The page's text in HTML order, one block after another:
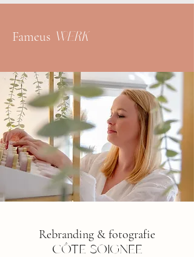
Fameus WERK
Rebranding & fotografie
CÔTE SOIGNEE